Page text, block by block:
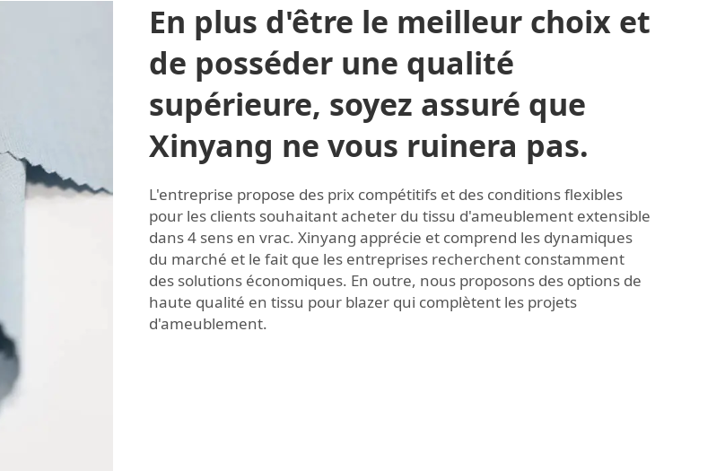
En plus d'être le meilleur choix et
de posséder une qualité
supérieure, soyez assuré que
Xinyang ne vous ruinera pas.
L'entreprise propose des prix compétitifs et des conditions flexibles
pour les clients souhaitant acheter du tissu d'ameublement extensible
dans 4 sens en vrac. Xinyang apprécie et comprend les dynamiques
du marché et le fait que les entreprises recherchent constamment
des solutions économiques. En outre, nous proposons des options de
haute qualité en tissu pour blazer qui complètent les projets
d'ameublement.